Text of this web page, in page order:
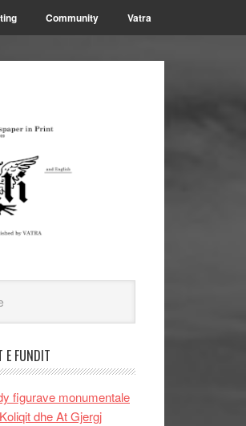
Community Vatra
E FUNDIT
figurave monumentale
dhe At Gjergj